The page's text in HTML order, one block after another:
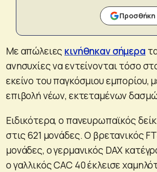
Προσθήκη
Με απώλειες κινήθηκαν σήμερα
ανησυχίες να εντείνονται τόσο
εκείνο του παγκόσμιου εμπορίου,
επιβολή νέων, εκτεταμένων
Ειδικότερα, ο πανευρωπαϊκός
στις 621 μονάδες. Ο βρετανικός
μονάδες, ο γερμανικός DAX
ο γαλλικός CAC 40 έκλεισε